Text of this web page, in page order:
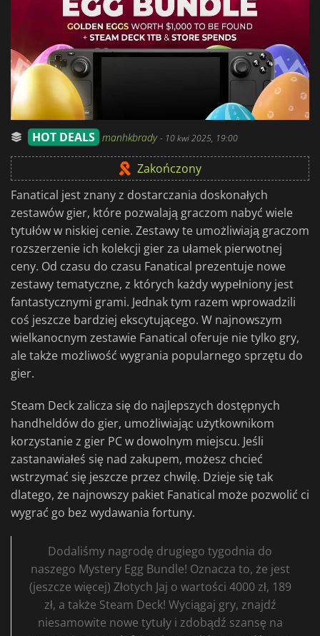
HOT DEALS manhkbrady- 10 kwi 2025, 19:00
Zakończony
Fanatical jest znany z dostarczania doskonałych
zestawów gier, które pozwalają graczom nabyć wiele
tytułów w niskiej cenie. Zestawy te umożliwiają graczom
rozszerzenie ich kolekcji gier za ułamek pierwotnej
ceny. Od czasu do czasu Fanatical prezentuje nowe
zestawy tematyczne, z których każdy wypełniony jest
fantastycznymi grami. Jednak tym razem wprowadzili
coś jeszcze bardziej ekscytującego. W najnowszym
wielkanocnym zestawie Fanatical oferuje nie tylko gry,
ale także możliwość wygrania popularnego sprzętu do
gier.
Steam Deck zalicza się do najlepszych dostępnych
handheldów do gier, umożliwiając użytkownikom
korzystanie z gier PC w dowolnym miejscu. Jeśli
zastanawiałeś się nad zakupem, możesz chcieć
wstrzymać się jeszcze przez chwilę. Dzieje się tak
dlatego, że najnowszy pakiet Fanatical może pozwolić ci
wygrać go bez wydawania fortuny.
Dodaliśmy nagrodę drugiego tygodnia do
naszego Mystery Egg Bundle! Oznacza to, że jest
(jeszcze więcej) Złotych Jaj o wartości 4000 zł, 189
zł, a także Steam Deck! Wyciągaj gry, znajdź
niesamowite nowe tytuły i zdobądź szansę na